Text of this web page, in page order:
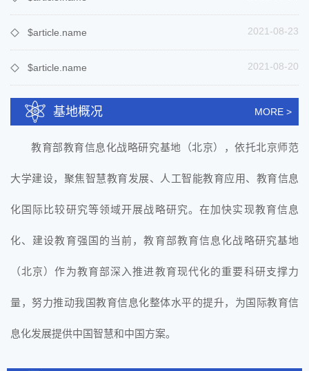
$article.name 2021-08-23
$article.name 2021-08-20
基地概况 MORE >
教育部教育信息化战略研究基地（北京），依托北京师范
大学建设，聚焦智慧教育发展、人工智能教育应用、教育信息
化国际比较研究等领域开展战略研究。在加快实现教育信息
化、建设教育强国的当前，教育部教育信息化战略研究基地
（北京）作为教育部深入推进教育现代化的重要科研支撑力
量，努力推动我国教育信息化整体水平的提升，为国际教育信
息化发展提供中国智慧和中国方案。